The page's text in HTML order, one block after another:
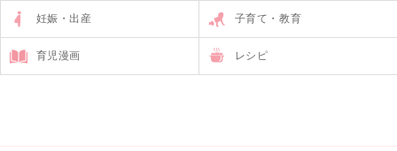
妊娠・出産 子育て・教育
育児漫画 レシピ